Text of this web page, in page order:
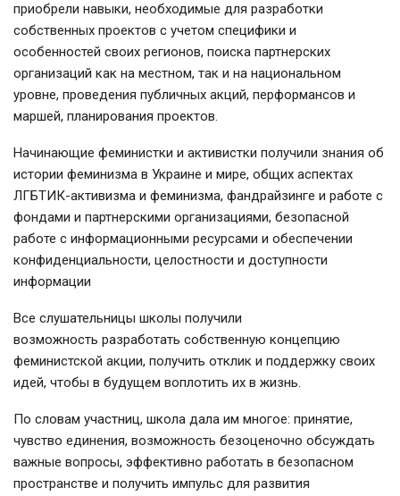
приобрели навыки, необходимые для разработки
собственных проектов с учетом специфики и
особенностей своих регионов, поиска партнерских
организаций как на местном, так и на национальном
уровне, проведения публичных акций, перформансов и
маршей, планирования проектов.
Начинающие феминистки и активистки получили знания об
истории феминизма в Украине и мире, общих аспектах
ЛГБТИК-активизма и феминизма, фандрайзинге и работе с
фондами и партнерскими организациями, безопасной
работе с информационными ресурсами и обеспечении
конфиденциальности, целостности и доступности
информации
Все слушательницы школы получили
возможность разработать собственную концепцию
феминистской акции, получить отклик и поддержку своих
идей, чтобы в будущем воплотить их в жизнь.
По словам участниц, школа дала им многое: принятие,
чувство единения, возможность безоценочно обсуждать
важные вопросы, эффективно работать в безопасном
пространстве и получить импульс для развития